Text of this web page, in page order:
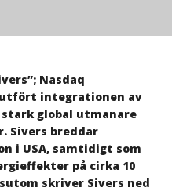
Nasdaq
integrationen av
global utmanare
Sivers breddar
i USA, samtidigt som
på cirka 10
skriver Sivers ned